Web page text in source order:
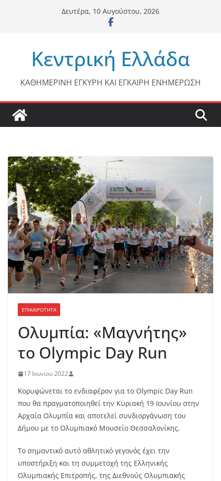
Δευτέρα, 10 Αυγούστου, 2026
Κεντρική Ελλάδα
ΚΑΘΗΜΕΡΙΝΗ ΕΓΚΥΡΗ ΚΑΙ ΕΓΚΑΙΡΗ ΕΝΗΜΕΡΩΣΗ
ΕΠΙΚΑΙΡΟΤΗΤΑ
Ολυμπία: «Μαγνήτης»
το Olympic Day Run
17 Ιουνίου 2022
Κορυφώνεται το ενδιαφέρον για το Olympic Day Run
που θα πραγματοποιηθεί την Κυριακή 19 Ιουνίου στην
Αρχαία Ολυμπία και αποτελεί συνδιοργάνωση του
Δήμου με το Ολυμπιακό Μουσείο Θεσσαλονίκης.
Το σημαντικό αυτό αθλητικό γεγονός έχει την
υποστήριξη και τη συμμετοχή της Ελληνικής
Ολυμπιακής Επιτροπής, της Διεθνούς Ολυμπιακής